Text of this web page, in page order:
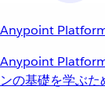
Anypoint
Anypoint
ンの基礎を学ぶた